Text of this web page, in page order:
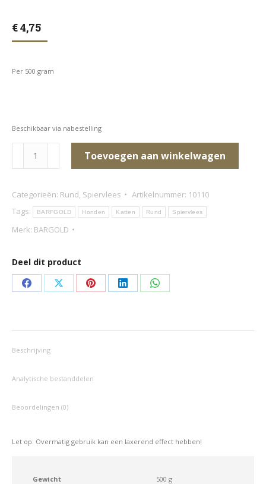
€4,75
Per 500 gram
Beschikbaar via nabestelling
(in
aantal
Toevoegen aan winkelwagen
Categorieën: Rund, Spiervlees Artikelnummer: 10110
Tags:
BARFGOLD Honden Katten Rund Spiervlees
Merk: BARGOLD
Deel dit product
Deel
Facebook
Deel
X
Deel
Pinterest
Deel
LinkedIn
Deel
WhatsApp
Beschrijving
Analytische bestanddelen
Beoordelingen (0)
Let op: Overmatig gebruik kan een laxerend effect hebben!
Gewicht 500 g